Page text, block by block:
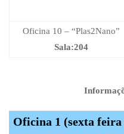
Oficina 10 – “Plas2Nano”
Sala:204
Oficina 1 (sexta feira